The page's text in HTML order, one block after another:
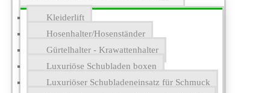
Kleiderlift
Hosenhalter/Hosenständer
Gürtelhalter - Krawattenhalter
Luxuriöse Schubladen boxen
Luxuriöser Schubladeneinsatz für Schmuck